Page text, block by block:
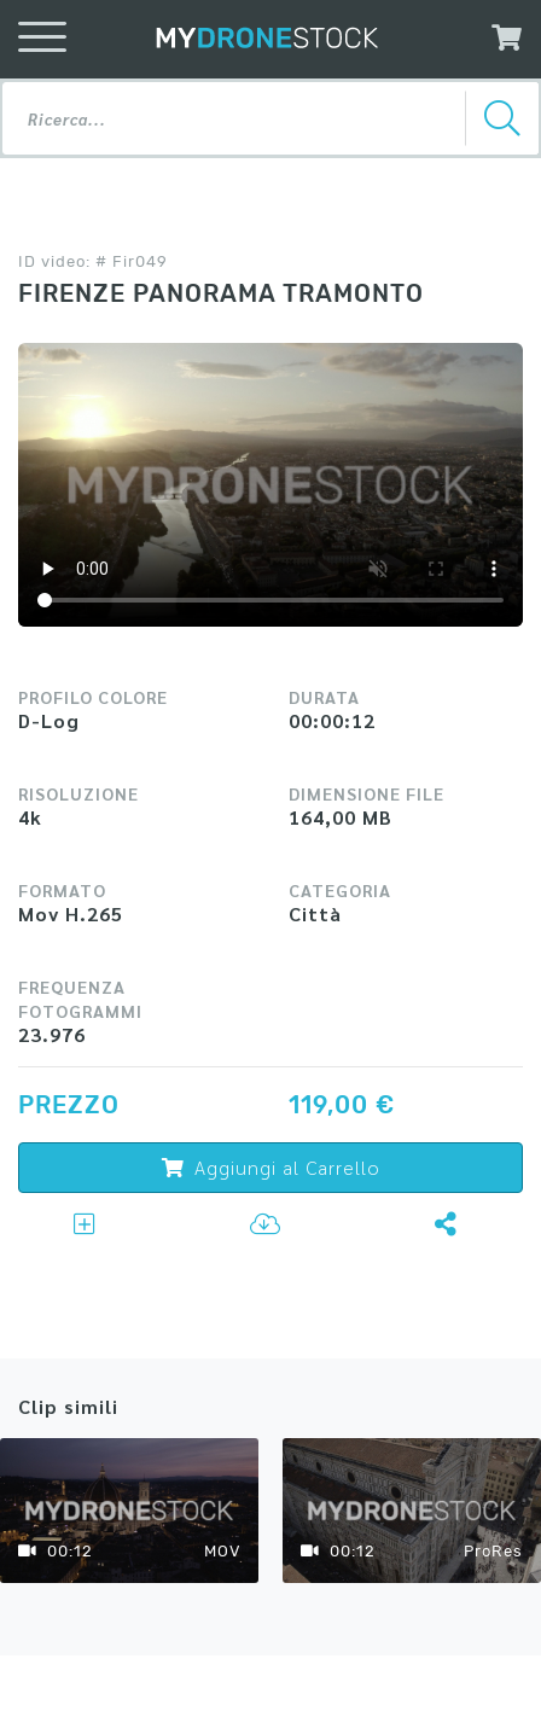
ID video: # Fir049
FIRENZE PANORAMA TRAMONTO
PROFILO COLORE
D-Log
RISOLUZIONE
4k
FORMATO
Mov H.265
FREQUENZA
FOTOGRAMMI
23.976
DURATA
00:00:12
DIMENSIONE FILE
164,00 MB
CATEGORIA
Città
PREZZO 119,00 €
Aggiungi al Carrello
Clip simili
00:12 MOV 00:12 ProRes